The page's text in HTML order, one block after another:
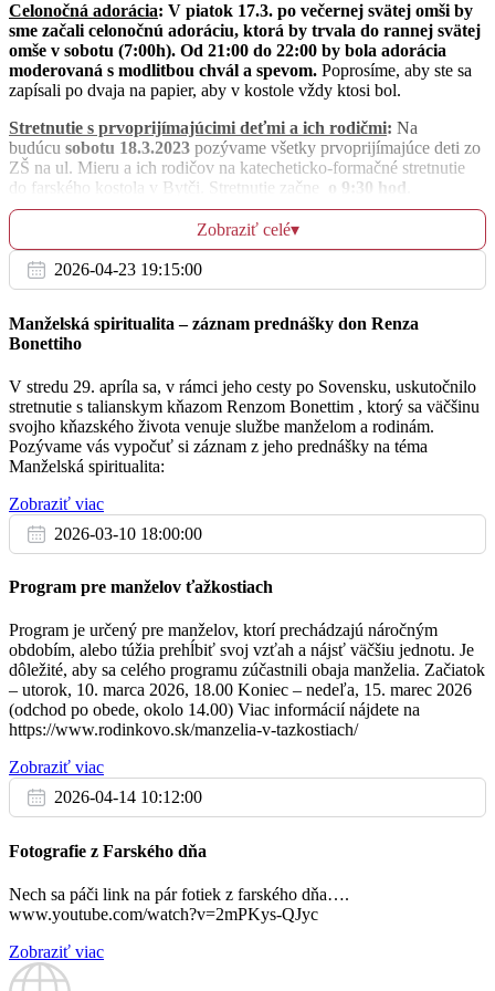
St
15.3.
07:00
Bytča
18:00
16.3.
po sv. omši bude adorácia
17.3.
18:00
Bytča
So
18.3.
07:00
Bytča
18:00
v mestskej časti Hliník - vigília z nedele
Celonočná adorácia: V piatok 17.3. po večernej svätej omši by
sme začali celonočnú adoráciu, ktorá by trvala do rannej svätej
omše v sobotu (7:00h). Od 21:00 do 22:00 by bola adorácia
moderovaná s modlitbou chvál a spevom. Poprosíme, aby ste sa
zapísali po dvaja na papier, aby v kostole vždy ktosi bol.
Stretnutie s prvoprijímajúcimi deťmi a ich rodičmi: Na
budúcu sobotu 18.3.2023 pozývame všetky prvoprijímajúce deti zo
ZŠ na ul. Mieru a ich rodičov na katecheticko-formačné stretnutie
do farského kostola v Bytči. Stretnutie začne
o 9:30 hod
V pôstnom období sa modlíme krížové cesty
pobožnosť krížovej cesty, tak za obvyklých podmienok (sv. spoveď,
sv. prijímanie, modlitba na úmysel Sv. Otca) môže získať úplné
odpustky.
Pobožnosť Krížovej cesty sa budeme modliť nasledovne:
Božieho milosrdenstva)
Malá Bytča– Pondelok:17:15 h
Hliník– Utorok:17:15 h
– Streda:
V piatok večer pozývam na krížovú cestu všetkých chlapov.
Odchádzali by sme 19:30 h z pred farského kostola v Bytči do
spojeniu sa
v modlitbách a k vyjadreniu solidarity s trpiacimi následkom
zemetrasenia v Turecku a Sýrii. Podporu na zabezpečenie
humanitárnej pomoci je možné poslať prostredníctvom Slovenskej
katolíckej Charity cez stránkuhttps://charita.darujme.sk/775
na účetSK93 1100 0000 0029 4546 3097,variabilný symbol 5090
na pomoc Turecku a Sýrii po ničivých zemetraseniach
Poďakovanie:Ďakujeme všetkým, ktorí konajú službu v našich
za akúkoľvek pomoc, obety a milodary.
na orodovanie Sedembolestnej Panny Márie a Všetkých svätých,
veľa milostí, zdravia, úspechov a po smrti Nebeské kráľovstvo.
Bližšie informácie ohľadom sviatostí, farské oznamy…nájdete na
našej webovej stránke:
Zobraziť celé▾
2026-04-23 19:15:00
Manželská spiritualita – záznam prednášky don Renza
Bonettiho
V stredu 29. apríla sa, v rámci jeho cesty po Sovensku, uskutočnilo
stretnutie s talianskym kňazom Renzom Bonettim , ktorý sa väčšinu
svojho kňazského života venuje službe manželom a rodinám.
Pozývame vás vypočuť si záznam z jeho prednášky na téma
Manželská spiritualita:
Zobraziť viac
2026-03-10 18:00:00
Program pre manželov ťažkostiach
Program je určený pre manželov, ktorí prechádzajú náročným
obdobím, alebo túžia prehĺbiť svoj vzťah a nájsť väčšiu jednotu. Je
dôležité, aby sa celého programu zúčastnili obaja manželia. Začiatok
– utorok, 10. marca 2026, 18.00 Koniec – nedeľa, 15. marec 2026
(odchod po obede, okolo 14.00) Viac informácií nájdete na
https://www.rodinkovo.sk/manzelia-v-tazkostiach/
Zobraziť viac
2026-04-14 10:12:00
Fotografie z Farského dňa
Nech sa páči link na pár fotiek z farského dňa….
www.youtube.com/watch?v=2mPKys-QJyc
Zobraziť viac